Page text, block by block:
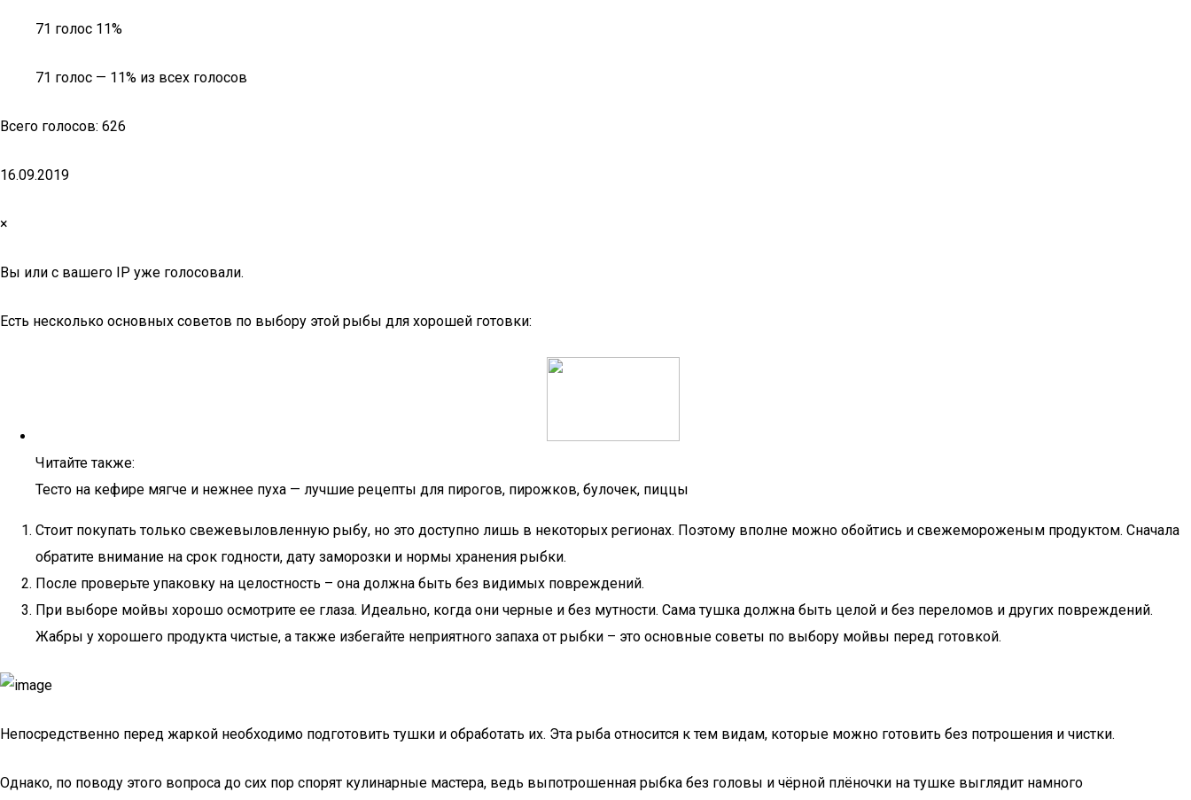
71 голос 11%
71 голос — 11% из всех голосов
Всего голосов: 626
16.09.2019
×
Вы или с вашего IP уже голосовали.
Есть несколько основных советов по выбору этой рыбы для хорошей готовки:
Читайте также:
Тесто на кефире мягче и нежнее пуха — лучшие рецепты для пирогов, пирожков, булочек, пиццы
Стоит покупать только свежевыловленную рыбу, но это доступно лишь в некоторых регионах. Поэтому вполне можно обойтись и свежемороженым продуктом. Сначала
обратите внимание на срок годности, дату заморозки и нормы хранения рыбки.
После проверьте упаковку на целостность – она должна быть без видимых повреждений.
При выборе мойвы хорошо осмотрите ее глаза. Идеально, когда они черные и без мутности. Сама тушка должна быть целой и без переломов и других повреждений.
Жабры у хорошего продукта чистые, а также избегайте неприятного запаха от рыбки – это основные советы по выбору мойвы перед готовкой.
Непосредственно перед жаркой необходимо подготовить тушки и обработать их. Эта рыба относится к тем видам, которые можно готовить без потрошения и чистки.
Однако, по поводу этого вопроса до сих пор спорят кулинарные мастера, ведь выпотрошенная рыбка без головы и чёрной плёночки на тушке выглядит намного